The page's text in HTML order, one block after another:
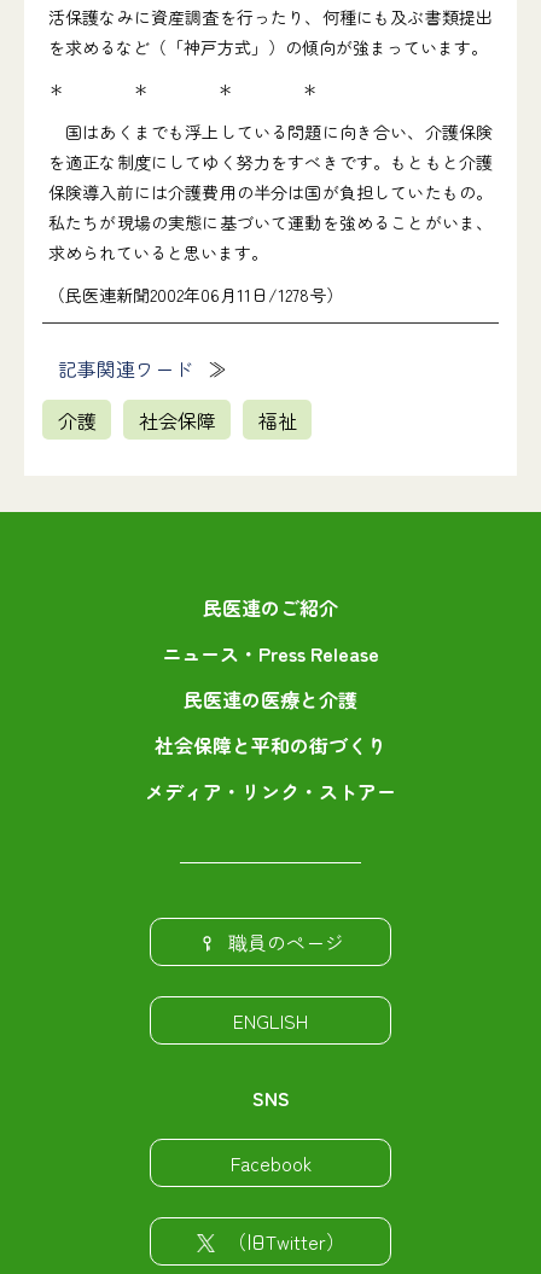
活保護なみに資産調査を行ったり、何種にも及ぶ書類提出
を求めるなど（「神戸方式」）の傾向が強まっています。
＊ ＊ ＊ ＊
国はあくまでも浮上している問題に向き合い、介護保険
を適正な制度にしてゆく努力をすべきです。もともと介護
保険導入前には介護費用の半分は国が負担していたもの。
私たちが現場の実態に基づいて運動を強めることがいま、
求められていると思います。
（民医連新聞2002年06月11日/1278号）
記事関連ワード
介護
社会保障 福祉
民医連のご紹介
ニュース・Press Release
民医連の医療と介護
社会保障と平和の街づくり
メディア・リンク・ストアー
職員のページ
ENGLISH
SNS
Facebook
（旧Twitter）